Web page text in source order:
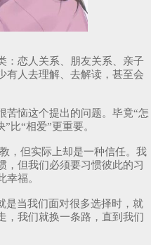
：恋人关系、朋友关系、亲子
有人去理解、去解读，甚至会
苦恼这个提出的问题。毕竟“怎
比“相爱”更重要。
，但实际上却是一种信任。我
，但我们必须要习惯彼此的习
福。
是当我们面对很多选择时，就
，我们就换一条路，直到我们